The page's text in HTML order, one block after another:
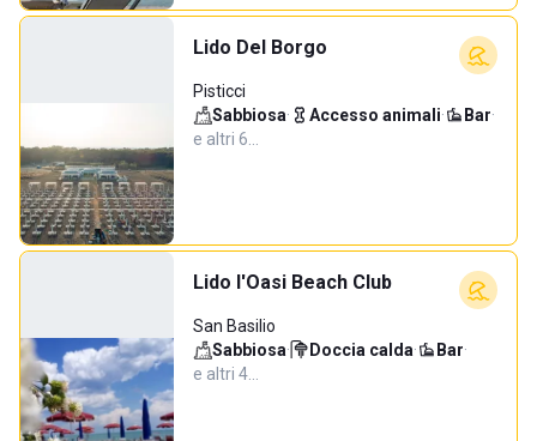
Lido Del Borgo
Pisticci
Sabbiosa· Accesso animali· Bar·
e altri 6…
Lido l'Oasi Beach Club
San Basilio
Sabbiosa· Doccia calda· Bar·
e altri 4…